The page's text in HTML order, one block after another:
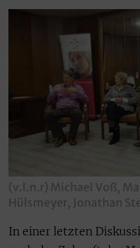
(v.l.n.r) Michael Voß,
Hülsmeyer, Jonathan
In einer letzten